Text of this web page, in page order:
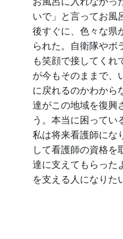
いで」と言ってお風
後すぐに、色々な県
られた。自衛隊やボ
も笑顔で接してくれ
が今もそのままで、
に戻れるのかわから
達がこの地域を復興
う。本当に困ってい
私は将来看護師にな
して看護師の資格を
達に支えてもらった
を支える人になりた